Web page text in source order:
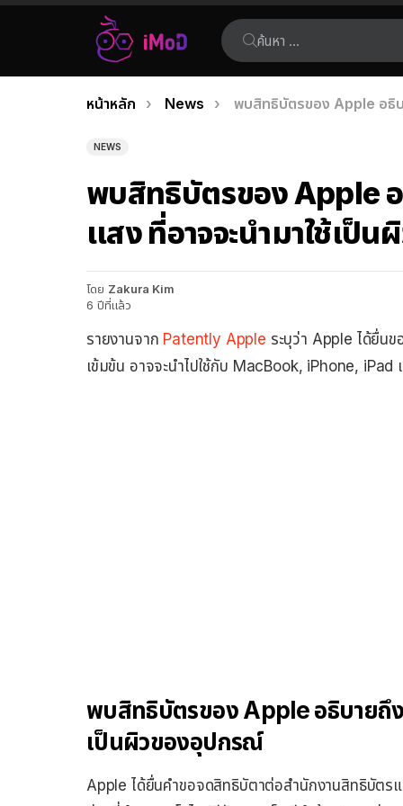
ค้นหา:
เรื่อง
ล่าสุด
คุณอยู่ที่นี่:
หน้าหลัก News พบสิทธิบัตรของ Apple อธิ
NEWS
พบสิทธิบัตรของ Apple
แสง ที่อาจจะนำมาใช้เป็
โดย Zakura Kim
6 ปีที่แล้ว
รายงานจาก Patently Apple ระบุว่า Apple ได้ยื่น
เข้มข้น อาจจะนำไปใช้กับ MacBook, iPhone,
พบสิทธิบัตรของ Apple อธิบายถึ
เป็นผิวของอุปกรณ์
Apple ได้ยื่นคำขอจดสิทธิบัตาต่อสำนักงานสิทธิบัตรแ